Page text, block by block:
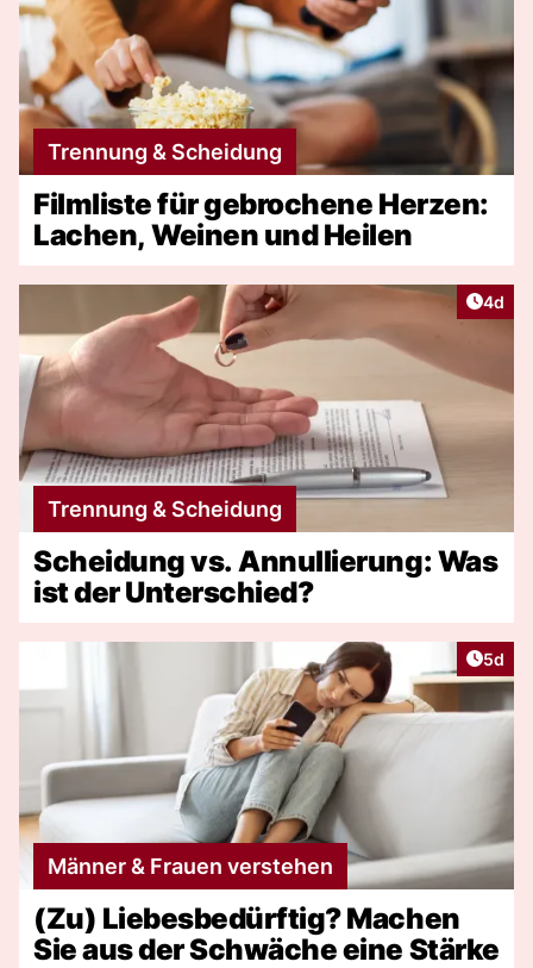
Trennung & Scheidung
Filmliste für gebrochene Herzen:
Lachen, Weinen und Heilen
4d
Trennung & Scheidung
Scheidung vs. Annullierung: Was
ist der Unterschied?
5d
Männer & Frauen verstehen
(Zu) Liebesbedürftig? Machen
Sie aus der Schwäche eine Stärke